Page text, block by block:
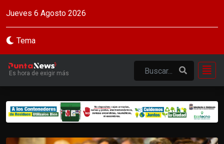
Jueves 6 Agosto 2026
Tema
Es hora de exigir más